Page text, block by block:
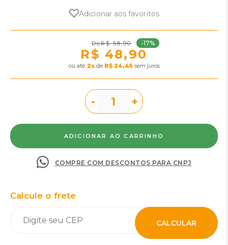
Adicionar aos favoritos
R$ 58,90 -17%
R$ 48,90
ou 2xde R$ 24,45sem juros
- +
COMPRE COM DESCONTOS PARA CNPJ
Calcule o frete
CALCULAR